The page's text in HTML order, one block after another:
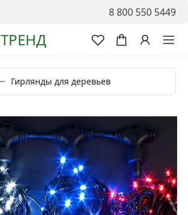
ТРЕНД
8 800 550 5449
Гирлянды для деревьев